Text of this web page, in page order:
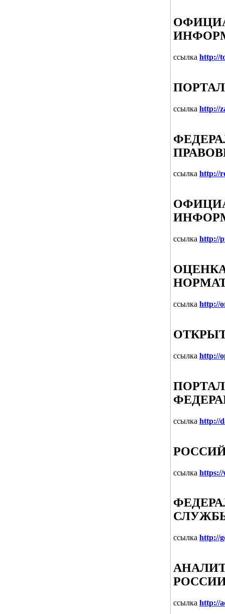
ссылка http://
ссылка http://
ссылка http://
ссылка http://
ссылка http://
ссылка http://
ссылка http://
ссылка
ссылка http://
ссылка http://